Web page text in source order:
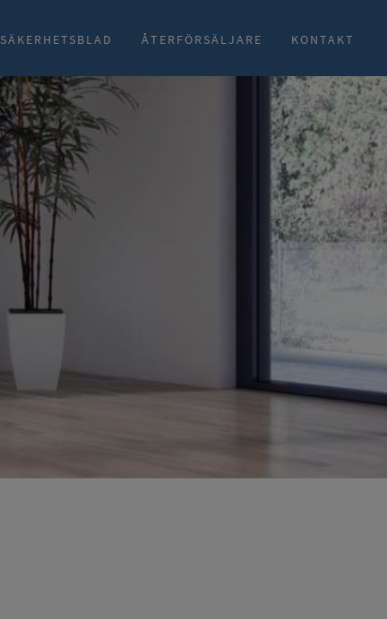
SÄKERHETSBLAD ÅTERFÖRSÄLJARE KONTAKT